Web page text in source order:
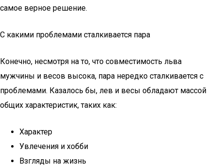
самое верное решение.
С какими проблемами сталкивается пара
Конечно, несмотря на то, что совместимость льва
мужчины и весов высока, пара нередко сталкивается с
проблемами. Казалось бы, лев и весы обладают массой
общих характеристик, таких как:
Характер
Увлечения и хобби
Взгляды на жизнь